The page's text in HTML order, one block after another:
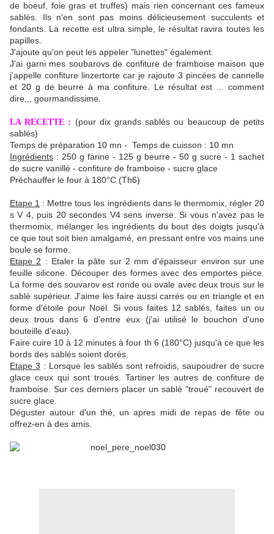
de boeuf, foie gras et truffes) mais rien concernant ces fameux
sablés. Ils n'en sont pas moins délicieusement succulents et
fondants. La recette est ultra simple, le résultat ravira toutes les
papilles.
J'ajoute qu'on peut les appeler "lunettes" également.
J'ai garni mes soubarovs de confiture de framboise maison que
j'appelle confiture linzertorte car je rajoute 3 pincées de cannelle
et 20 g de beurre à ma confiture. Le résultat est ... comment
dire,,, gourmandissime.
LA RECETTE : (pour dix grands sablés ou beaucoup de petits
sablés)
Temps de préparation 10 mn - Temps de cuisson : 10 mn
Ingrédients : 250 g farine - 125 g beurre - 50 g sucre - 1 sachet
de sucre vanillé - confiture de framboise - sucre glace
Préchauffer le four à 180°C (Th6)
Etape 1 : Mettre tous les ingrédients dans le thermomix, régler 20
s V 4, puis 20 secondes V4 sens inverse. Si vous n'avez pas le
thermomix, mélanger les ingrédients du bout des doigts jusqu'à
ce que tout soit bien amalgamé, en pressant entre vos mains une
boule se forme.
Etape 2 : Etaler la pâte sur 2 mm d'épaisseur environ sur une
feuille silicone. Découper des formes avec des emportes pièce.
La forme des souvarov est ronde ou ovale avec deux trous sur le
sablé supérieur. J'aime les faire aussi carrés ou en triangle et en
forme d'étoile pour Noël. Si vous faites 12 sablés, faites un ou
deux trous dans 6 d'entre eux (j'ai utilisé le bouchon d'une
bouteille d'eau).
Faire cuire 10 à 12 minutes à four th 6 (180°C) jusqu'à ce que les
bords des sablés soient dorés.
Etape 3 : Lorsque les sablés sont refroidis, saupoudrer de sucre
glace ceux qui sont troués. Tartiner les autres de confiture de
framboise. Sur ces derniers placer un sablé "troué" recouvert de
sucre glace.
Déguster autour d'un thé, un apres midi de repas de fête ou
offrez-en à des amis.